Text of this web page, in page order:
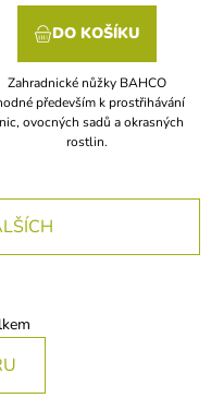
DO KOŠÍKU
Zahradnické nůžky BAHCO
především k prostřihávání
ovocných sadů a okrasných
rostlin.